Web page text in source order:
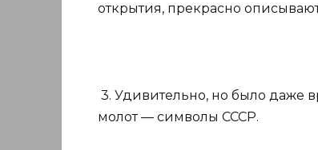
открытия, прекрасно
3. Удивительно, но было даже
молот — символы СССР.